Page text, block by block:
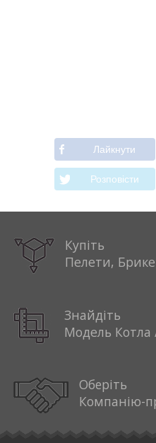
Лайкнути
Розповiсти
Купіть
Пелети,
Знайдіть
Модель Котла
Оберіть
Компанію-